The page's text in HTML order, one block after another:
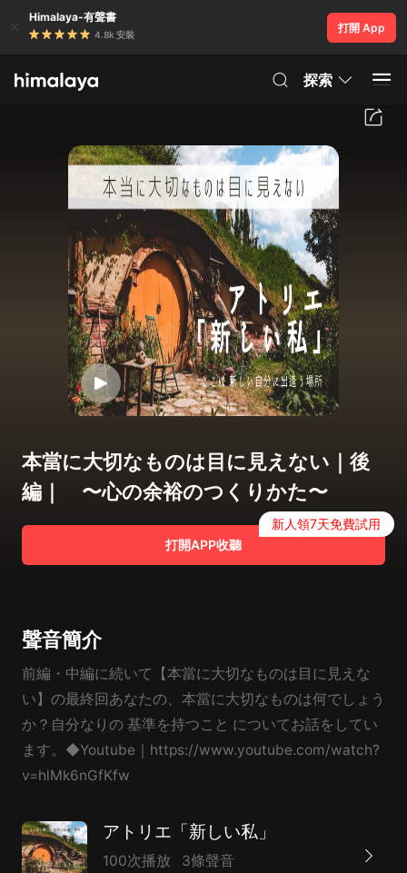
Himalaya-有聲書
4.8k 安裝
打開 App
探索
本當に大切なものは目に見えない｜後
編｜ 〜心の余裕のつくりかた〜
打開APP收聽
新人領7天免費試用
聲音簡介
前編・中編に続いて【本當に大切なものは目に見えな
い】の最終回あなたの、本當に大切なものは何でしょう
か？自分なりの 基準を持つこと についてお話をしてい
ます。◆Youtube｜https://www.youtube.com/watch?
v=hlMk6nGfKfw
アトリエ「新しい私」
100次播放 3條聲音